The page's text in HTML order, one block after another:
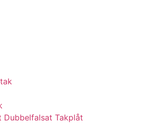
Dubbelfalsat Takplåt